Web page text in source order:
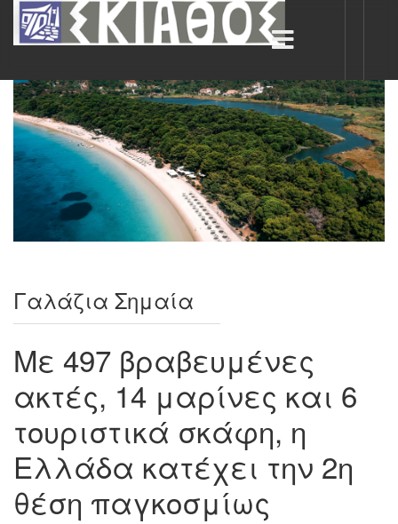
Γαλάζια Σημαία
Με 497 βραβευμένες
ακτές, 14 μαρίνες και 6
τουριστικά σκάφη, η
Ελλάδα κατέχει την 2η
θέση παγκοσμίως